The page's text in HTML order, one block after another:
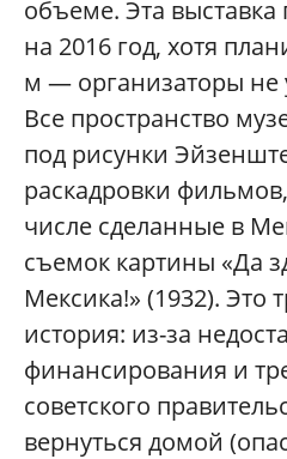
объеме. Эта выставка
на 2016 год, хотя
м — организаторы не
Все пространство
под рисунки
раскадровки
числе сделанные в
съемок картины «Да
Мексика!» (1932). Это
история: из-за
финансирования и
советского
вернуться домой